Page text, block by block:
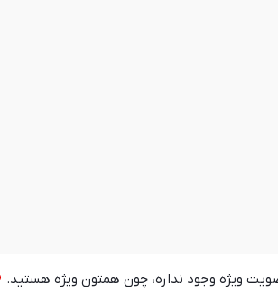
ویژه وجود نداره، چون همتون ویژه هستید.